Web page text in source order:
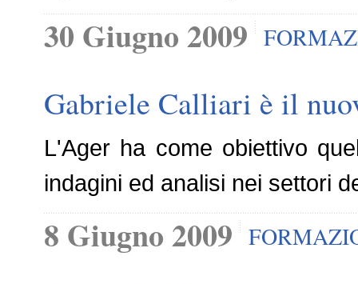
30 Giugno 2009
Gabriele Calliari è il
L'Ager ha come obiettivo
indagini ed analisi nei settori
8 Giugno 2009